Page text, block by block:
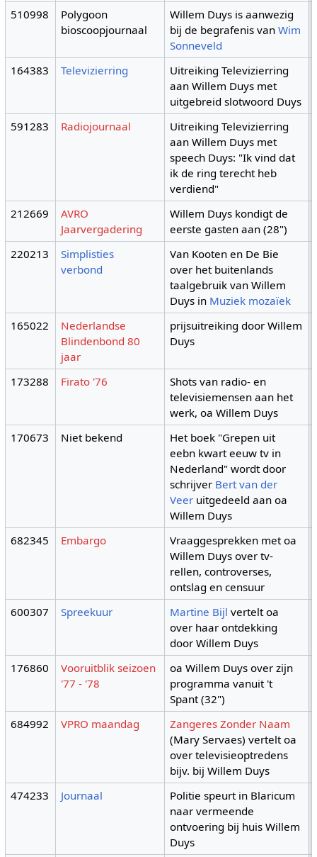
510998
Polygoon
bioscoopjournaal
Willem Duys is aanwezig
bij de begrafenis vanWim
Sonneveld
164383 Televizierring
Uitreiking Televizierring
aan Willem Duys met
uitgebreid slotwoord Duys
591283 Radiojournaal
Uitreiking Televizierring
aan Willem Duys met
speech Duys: "Ik vind dat
ik de ring terecht heb
verdiend"
212669
AVRO
Jaarvergadering
Willem Duys kondigt de
eerste gasten aan (28")
220213
Simplisties
verbond
Van Kooten en De Bie
over het buitenlands
taalgebruik van Willem
Duys in Muziek mozaïek
165022
Nederlandse
Blindenbond 80
jaar
prijsuitreiking door Willem
Duys
173288 Firato '76
Shots van radio- en
televisiemensen aan het
werk, oa Willem Duys
170673 Niet bekend
Het boek "Grepen uit
eebn kwart eeuw tv in
Nederland" wordt door
schrijver Bert van der
Veer uitgedeeld aan oa
Willem Duys
682345 Embargo
Vraaggesprekken met oa
Willem Duys over tv-
rellen, controverses,
ontslag en censuur
600307 Spreekuur Martine Bijl vertelt oa
over haar ontdekking
door Willem Duys
176860
Vooruitblik seizoen
'77 - '78
oa Willem Duys over zijn
programma vanuit 't
Spant (32")
684992 VPRO maandag
Zangeres Zonder Naam
(Mary Servaes) vertelt oa
over televisieoptredens
bijv. bij Willem Duys
474233 Journaal
Politie speurt in Blaricum
naar vermeende
ontvoering bij huis Willem
Duys